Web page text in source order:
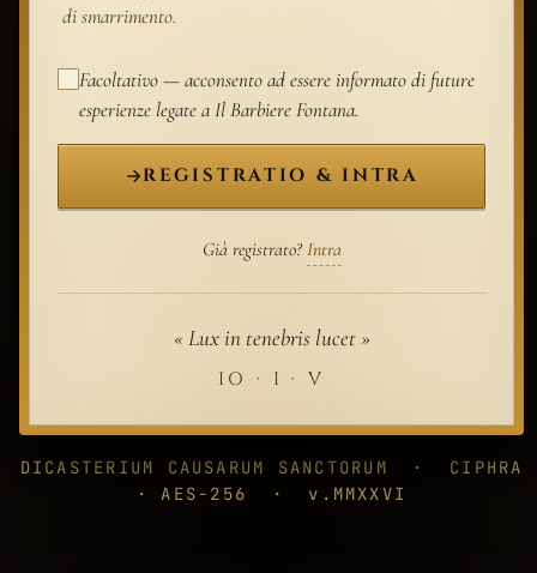
di smarrimento.
Facoltativo — acconsento ad essere informato di future
esperienze legate aIl Barbiere Fontana.
REGISTRATIO & INTRA
Già registrato?Intra
« Lux in tenebris lucet »
IO · I · V
DICASTERIUM CAUSARUM SANCTORUM · CIPHRA
· AES-256 · v.MMXXVI